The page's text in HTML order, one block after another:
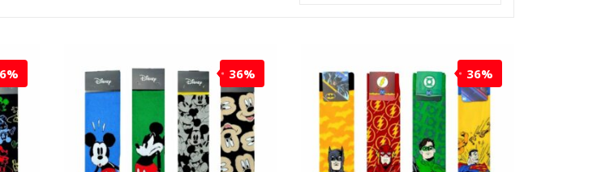
36% 36%